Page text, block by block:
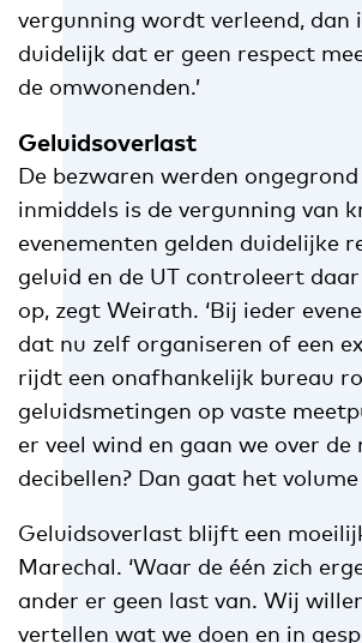
vergunning wordt verleend, dan
duidelijk dat er geen respect
de omwonenden.’
Geluidsoverlast
De bezwaren werden
inmiddels is de vergunning van
evenementen gelden duidelijke
geluid en de UT controleert
op, zegt Weirath. ‘Bij ieder
dat nu zelf organiseren of een
rijdt een onafhankelijk bureau
geluidsmetingen op vaste
er veel wind en gaan we over de
decibellen? Dan gaat het volume
Geluidsoverlast blijft een
Marechal. ‘Waar de één zich
ander er geen last van. Wij
vertellen wat we doen en in